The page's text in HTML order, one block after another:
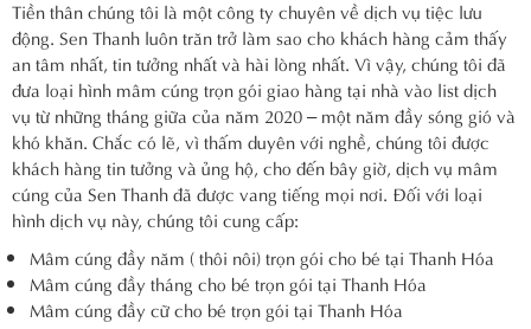
Tiền thân chúng tôi là một công ty chuyên về dịch vụ tiệc lưu
động. Sen Thanh luôn trăn trở làm sao cho khách hàng cảm thấy
an tâm nhất, tin tưởng nhất và hài lòng nhất. Vì vậy, chúng tôi đã
đưa loại hình mâm cúng trọn gói giao hàng tại nhà vào list dịch
vụ từ những tháng giữa của năm 2020 – một năm đầy sóng gió và
khó khăn. Chắc có lẽ, vì thấm duyên với nghề, chúng tôi được
khách hàng tin tưởng và ủng hộ, cho đến bây giờ, dịch vụ mâm
cúng của Sen Thanh đã được vang tiếng mọi nơi. Đối với loại
hình dịch vụ này, chúng tôi cung cấp:
Mâm cúng đầy năm ( thôi nôi) trọn gói cho bé tại Thanh Hóa
Mâm cúng đầy tháng cho bé trọn gói tại Thanh Hóa
Mâm cúng đầy cữ cho bé trọn gói tại Thanh Hóa